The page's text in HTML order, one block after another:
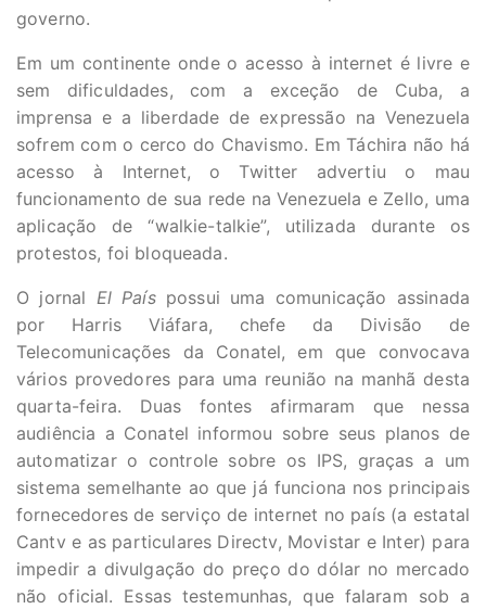
governo.
Em um continente onde o acesso à internet é livre e
sem dificuldades, com a exceção de Cuba, a
imprensa e a liberdade de expressão na Venezuela
sofrem com o cerco do Chavismo. Em Táchira não há
acesso à Internet, o Twitter advertiu o mau
funcionamento de sua rede na Venezuela e Zello, uma
aplicação de “walkie-talkie”, utilizada durante os
protestos, foi bloqueada.
O jornal El Paíspossui uma comunicação assinada
por Harris Viáfara, chefe da Divisão de
Telecomunicações da Conatel, em que convocava
vários provedores para uma reunião na manhã desta
quarta-feira. Duas fontes afirmaram que nessa
audiência a Conatel informou sobre seus planos de
automatizar o controle sobre os IPS, graças a um
sistema semelhante ao que já funciona nos principais
fornecedores de serviço de internet no país (a estatal
Cantv e as particulares Directv, Movistar e Inter) para
impedir a divulgação do preço do dólar no mercado
não oficial. Essas testemunhas, que falaram sob a